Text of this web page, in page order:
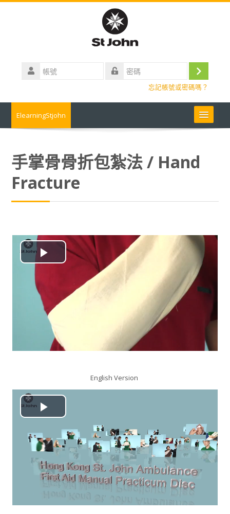
號
登
忘記帳號或密碼嗎？
ElearningStjohn
Contact us 聯絡我們
搜
尋
課
手掌骨骨折包紮法 / Hand
Fracture
播
放
视
频
English Version
播
放
视
频